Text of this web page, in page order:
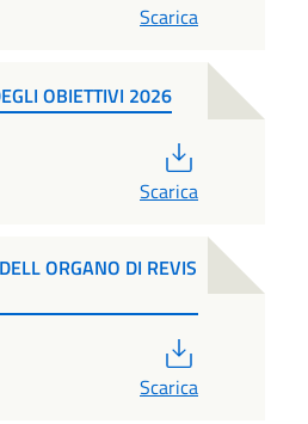
Scarica
OBIETTIVI 2026
Scarica
ORGANO DI REVIS
Scarica